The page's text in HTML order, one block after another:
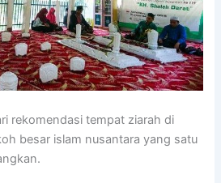
rekomendasi tempat ziarah di
besar islam nusantara yang satu